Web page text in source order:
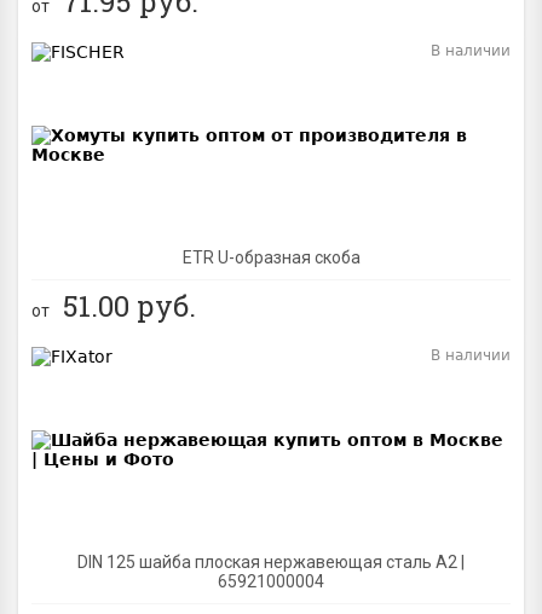
от
ETR U-образная скоба
В наличии
от 51.00 руб.
DIN 125 шайба плоская нержавеющая сталь A2 |
65921000004
В наличии